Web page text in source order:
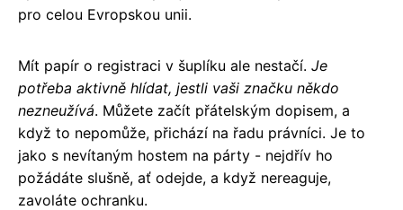
pro celou Evropskou unii.
Mít papír o registraci v šuplíku ale nestačí. Je
potřeba aktivně hlídat, jestli vaši značku někdo
nezneužívá. Můžete začít přátelským dopisem, a
když to nepomůže, přichází na řadu právníci. Je to
jako s nevítaným hostem na párty - nejdřív ho
požádáte slušně, ať odejde, a když nereaguje,
zavoláte ochranku.